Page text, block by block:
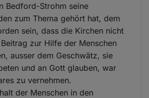
Bedford-Strohm seine
zum Thema gehört hat, dem
sein, dass die Kirchen nicht
zur Hilfe der Menschen
ausser dem Geschwätz, sie
und an Gott glauben, war
zu vernehmen.
der Menschen in den